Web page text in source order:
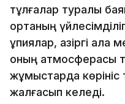
тұлғалар туралы
ортаның
құпиялар, қазіргі
оның атмосферасы
жұмыстарда көрініс
жалғасып келеді.